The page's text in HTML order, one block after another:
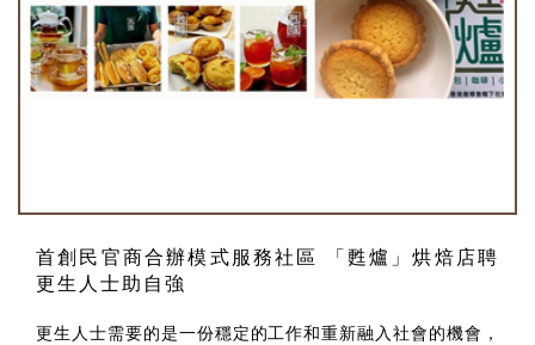
首創民官商合辦模式服務社區 「甦爐」烘焙店聘
更生人士助自強
更生人士需要的是一份穩定的工作和重新融入社會的機會，